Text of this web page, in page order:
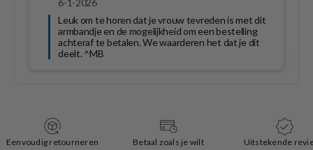
Eenvoudig retourneren
Betaal zoals je wilt
Uitstekende